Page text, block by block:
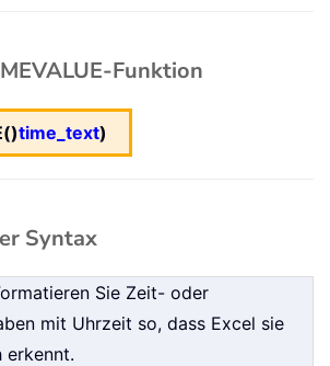
Funktion
time_text)
Syntax
Sie Zeit- oder
mit Uhrzeit so, dass Excel sie
erkennt.